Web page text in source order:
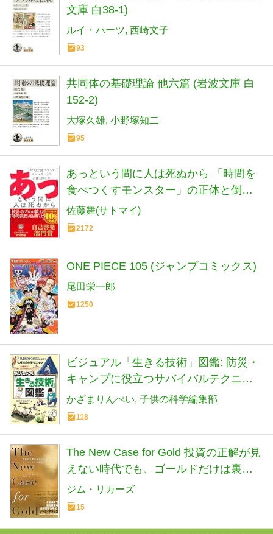
文庫 白38-1)
ルイ・ハーツ 西崎文子
93
共同体の基礎理論 他六篇 (岩波文庫 白
152-2)
大塚久雄 小野塚知二
95
あっという間に人は死ぬから 「時間を
食べつくすモンスター」の正体と倒し
方
佐藤舞(サトマイ)
2172
ONE PIECE 105 (ジャンプコミックス)
尾田栄一郎
1250
ビジュアル「生きる技術」図鑑: 防災・
キャンプに役立つサバイバルテクニッ
ク
かざまりんぺい 子供の科学編集部
118
The New Case for Gold 投資の正解が見
えない時代でも、ゴールドだけは裏切
らない
ジム・リカーズ
15